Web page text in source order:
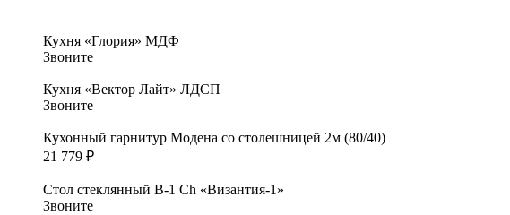
Кухня «Глория» МДФ
Звоните
Кухня «Вектор Лайт» ЛДСП
Звоните
Кухонный гарнитур Модена со столешницей 2м (80/40)
21 779 ₽
Стол стеклянный В-1 Ch «Византия-1»
Звоните